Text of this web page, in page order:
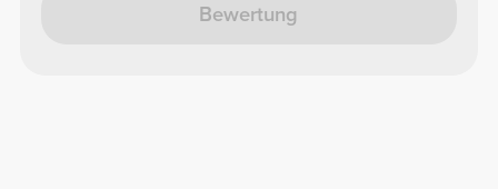
Bewertung